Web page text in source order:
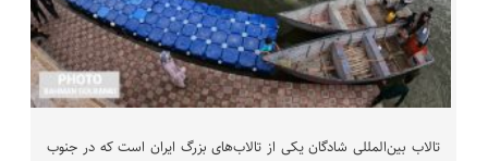
تالاب بین‌المللی شادگان یکی از تالاب‌های بزرگ ایران است که در جنوب